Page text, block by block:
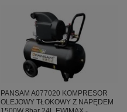
PANSAM A077020 KOMPRESOR
OLEJOWY TŁOKOWY Z NAPĘDEM